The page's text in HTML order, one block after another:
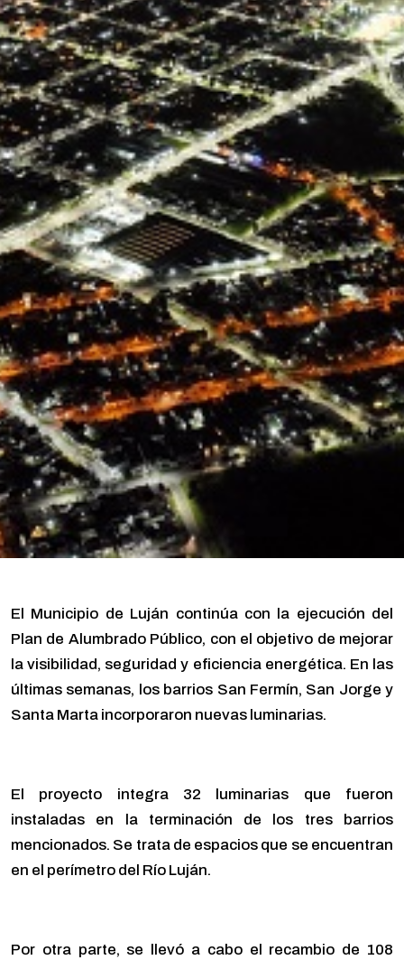
El Municipio de Luján continúa con la ejecución del
Plan de Alumbrado Público, con el objetivo de mejorar
la visibilidad, seguridad y eficiencia energética. En las
últimas semanas, los barrios San Fermín, San Jorge y
Santa Marta incorporaron nuevas luminarias.
El proyecto integra 32 luminarias que fueron
instaladas en la terminación de los tres barrios
mencionados. Se trata de espacios que se encuentran
en el perímetro del Río Luján.
Por otra parte, se llevó a cabo el recambio de 108